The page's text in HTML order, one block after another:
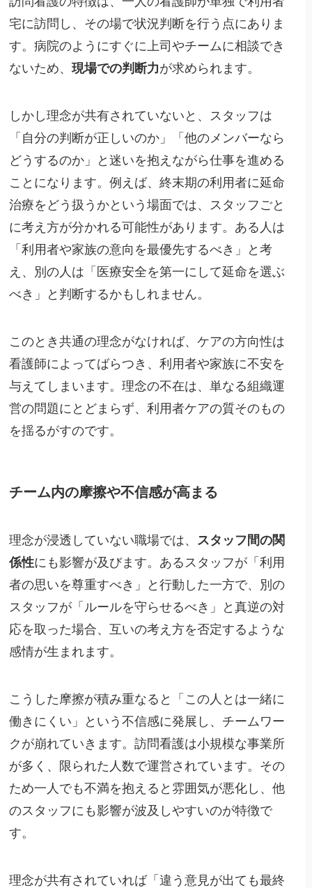
宅に訪問し、その場で状況判断を行う点にありま
す。病院のようにすぐに上司やチームに相談でき
ないため、現場での判断力が求められます。
しかし理念が共有されていないと、スタッフは
「自分の判断が正しいのか」「他のメンバーなら
どうするのか」と迷いを抱えながら仕事を進める
ことになります。例えば、終末期の利用者に延命
治療をどう扱うかという場面では、スタッフごと
に考え方が分かれる可能性があります。ある人は
「利用者や家族の意向を最優先するべき」と考
え、別の人は「医療安全を第一にして延命を選ぶ
べき」と判断するかもしれません。
このとき共通の理念がなければ、ケアの方向性は
看護師によってばらつき、利用者や家族に不安を
与えてしまいます。理念の不在は、単なる組織運
営の問題にとどまらず、利用者ケアの質そのもの
を揺るがすのです。
チーム内の摩擦や不信感が高まる
理念が浸透していない職場では、 スタッフ間の関
係性にも影響が及びます。あるスタッフが「利用
者の思いを尊重すべき」と行動した一方で、別の
スタッフが「ルールを守らせるべき」と真逆の対
応を取った場合、互いの考え方を否定するような
感情が生まれます。
こうした摩擦が積み重なると「この人とは一緒に
働きにくい」という不信感に発展し、チームワー
クが崩れていきます。訪問看護は小規模な事業所
が多く、限られた人数で運営されています。その
ため一人でも不満を抱えると雰囲気が悪化し、他
のスタッフにも影響が波及しやすいのが特徴で
す。
理念が共有されていれば「違う意見が出ても最終